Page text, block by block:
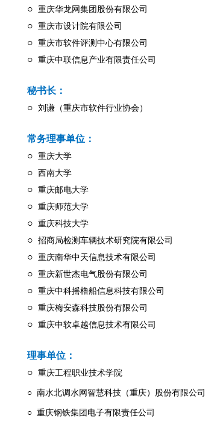
○ 重庆华龙网集团股份有限公司
○ 重庆市设计院有限公司
○ 重庆市软件评测中心有限公司
○ 重庆中联信息产业有限责任公司
秘书长：
○ 刘谦（重庆市软件行业协会）
常务理事单位：
○ 重庆大学
○ 西南大学
○ 重庆邮电大学
○ 重庆师范大学
○ 重庆科技大学
○ 招商局检测车辆技术研究院有限公司
○ 重庆南华中天信息技术有限公司
○ 重庆新世杰电气股份有限公司
○ 重庆中科摇橹船信息科技有限公司
○ 重庆梅安森科技股份有限公司
○ 重庆中软卓越信息技术有限公司
理事单位：
○ 重庆工程职业技术学院
○ 南水北调水网智慧科技（重庆）股份有限公司
○ 重庆钢铁集团电子有限责任公司